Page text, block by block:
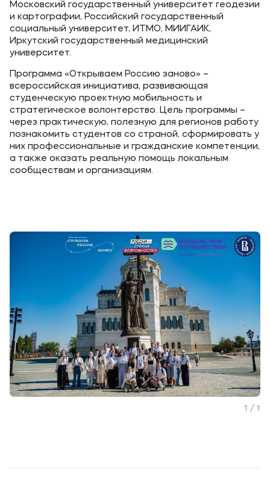
Московский государственный университет геодезии
и картографии, Российский государственный
социальный университет, ИТМО, МИИГАИК,
Иркутский государственный медицинский
университет.
Программа «Открываем Россию заново» –
всероссийская инициатива, развивающая
студенческую проектную мобильность и
стратегическое волонтерство. Цель программы –
через практическую, полезную для регионов работу
познакомить студентов со страной, сформировать у
них профессиональные и гражданские компетенции,
а также оказать реальную помощь локальным
сообществам и организациям.
1 / 1